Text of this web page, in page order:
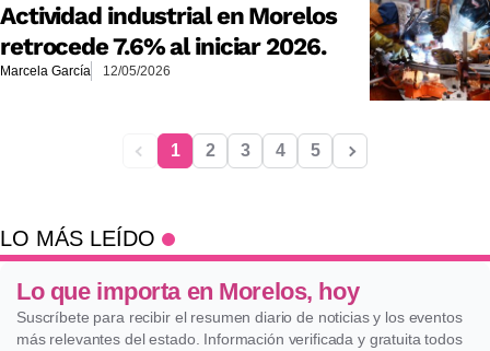
Actividad industrial en Morelos
retrocede 7.6% al iniciar 2026.
Marcela García 12/05/2026
1 2 3 4 5
LO MÁS LEÍDO
Lo que importa en Morelos, hoy
Suscríbete para recibir el resumen diario de noticias y los eventos
más relevantes del estado. Información verificada y gratuita todos